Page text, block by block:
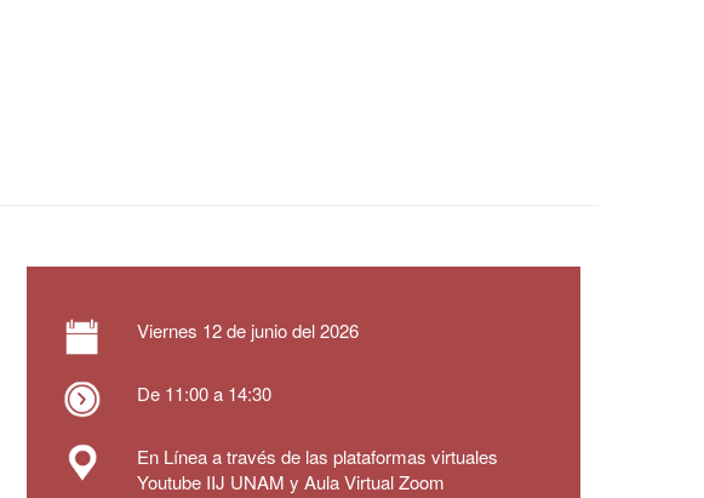
Viernes 12 de junio del 2026
De 11:00 a 14:30
En Línea a través de las plataformas virtuales
Youtube IIJ UNAM y Aula Virtual Zoom